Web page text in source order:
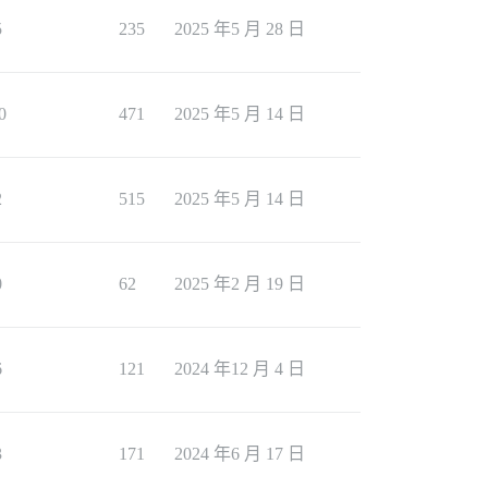
235 2025 年5 月 28 日
471 2025 年5 月 14 日
515 2025 年5 月 14 日
62 2025 年2 月 19 日
121 2024 年12 月 4 日
171 2024 年6 月 17 日